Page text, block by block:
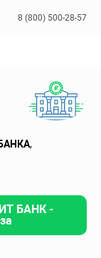
8 (800) 500-28-57
,
БАНК -